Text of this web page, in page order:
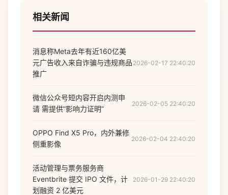
相关新闻
消息称Meta去年有近160亿美
元广告收入来自诈骗与违规商品
推广
2026-02-17 22:40:20
微信公众号短内容开启内测申
请 需提供“影响力证明”
2026-02-05 22:40:20
OPPO Find X5 Pro，内外兼修
侧重影像
2026-02-04 22:40:20
活动管理与票务服务商
Eventbrite 提交 IPO 文件，计
划融资 2 亿美元
2026-01-29 22:40:20